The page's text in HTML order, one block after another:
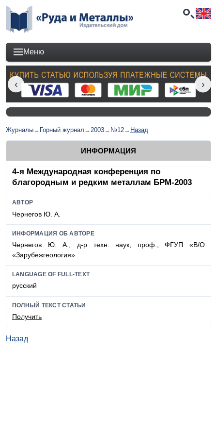
Меню
Журналы→ Горный журнал →2003→ №12→ Назад
ИНФОРМАЦИЯ
4-я Международная конференция по
благородным и редким металлам БРМ-2003
АВТОР
Чернегов Ю. А.
ИНФОРМАЦИЯ ОБ АВТОРЕ
Чернегов Ю. А., д-р техн. наук, проф., ФГУП «В/О
«Зарубежгеология»
LANGUAGE OF FULL-TEXT
русский
ПОЛНЫЙ ТЕКСТ СТАТЬИ
Получить
Назад